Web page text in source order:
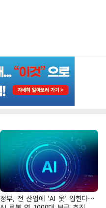
정부, 전 산업에 'AI 옷' 입힌다…